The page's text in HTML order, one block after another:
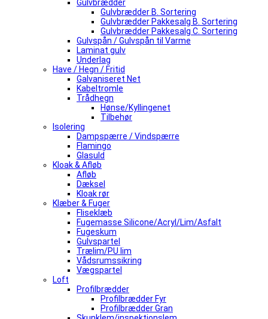
Gulvbrædder
Gulvbrædder B. Sortering
Gulvbrædder Pakkesalg B. Sortering
Gulvbrædder Pakkesalg C. Sortering
Gulvspån / Gulvspån til Varme
Laminat gulv
Underlag
Have / Hegn / Fritid
Galvaniseret Net
Kabeltromle
Trådhegn
Hønse/Kyllingenet
Tilbehør
Isolering
Dampspærre / Vindspærre
Flamingo
Glasuld
Kloak & Afløb
Afløb
Dæksel
Kloak rør
Klæber & Fuger
Fliseklæb
Fugemasse Silicone/Acryl/Lim/Asfalt
Fugeskum
Gulvspartel
Trælim/PU lim
Vådsrumssikring
Vægspartel
Loft
Profilbrædder
Profilbrædder Fyr
Profilbrædder Gran